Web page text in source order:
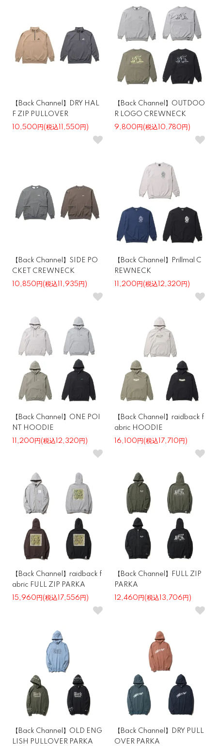
【Back Channel】DRY HAL
F ZIP PULLOVER
10,500円(税込11,550円)
【Back Channel】OUTDOO
R LOGO CREWNECK
9,800円(税込10,780円)
【Back Channel】SIDE PO
CKET CREWNECK
10,850円(税込11,935円)
【Back Channel】Prillmal C
REWNECK
11,200円(税込12,320円)
【Back Channel】ONE POI
NT HOODIE
11,200円(税込12,320円)
【Back Channel】raidback f
abric HOODIE
16,100円(税込17,710円)
【Back Channel】raidback f
abric FULL ZIP PARKA
15,960円(税込17,556円)
【Back Channel】FULL ZIP
PARKA
12,460円(税込13,706円)
【Back Channel】OLD ENG
LISH PULLOVER PARKA
【Back Channel】DRY PULL
OVER PARKA